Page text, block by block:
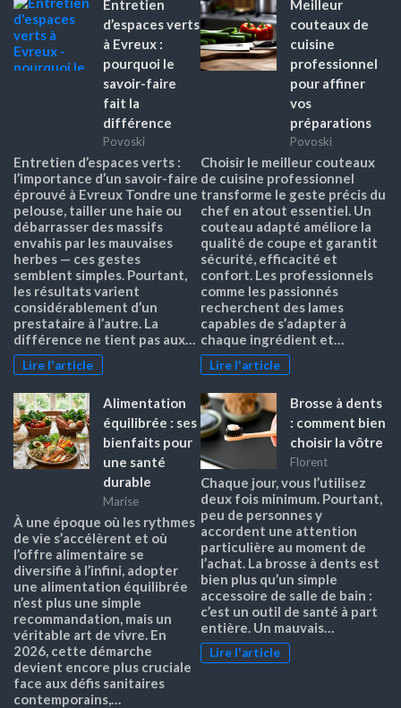
Entretien
d’espaces verts
à Evreux :
pourquoi le
savoir-faire
fait la
différence
Povoski
Entretien d’espaces verts :
l’importance d’un savoir-faire
éprouvé à Evreux Tondre une
pelouse, tailler une haie ou
débarrasser des massifs
envahis par les mauvaises
herbes — ces gestes
semblent simples. Pourtant,
les résultats varient
considérablement d’un
prestataire à l’autre. La
différence ne tient pas aux…
Lire l'article
Meilleur
couteaux de
cuisine
professionnel
pour affiner
vos
préparations
Povoski
Choisir le meilleur couteaux
de cuisine professionnel
transforme le geste précis du
chef en atout essentiel. Un
couteau adapté améliore la
qualité de coupe et garantit
sécurité, efficacité et
confort. Les professionnels
comme les passionnés
recherchent des lames
capables de s’adapter à
chaque ingrédient et…
Lire l'article
Alimentation
équilibrée : ses
bienfaits pour
une santé
durable
Marise
À une époque où les rythmes
de vie s’accélèrent et où
l’offre alimentaire se
diversifie à l’infini, adopter
une alimentation équilibrée
n’est plus une simple
recommandation, mais un
véritable art de vivre. En
2026, cette démarche
devient encore plus cruciale
face aux défis sanitaires
contemporains,…
Brosse à dents
: comment bien
choisir la vôtre
Florent
Chaque jour, vous l’utilisez
deux fois minimum. Pourtant,
peu de personnes y
accordent une attention
particulière au moment de
l’achat. La brosse à dents est
bien plus qu’un simple
accessoire de salle de bain :
c’est un outil de santé à part
entière. Un mauvais…
Lire l'article